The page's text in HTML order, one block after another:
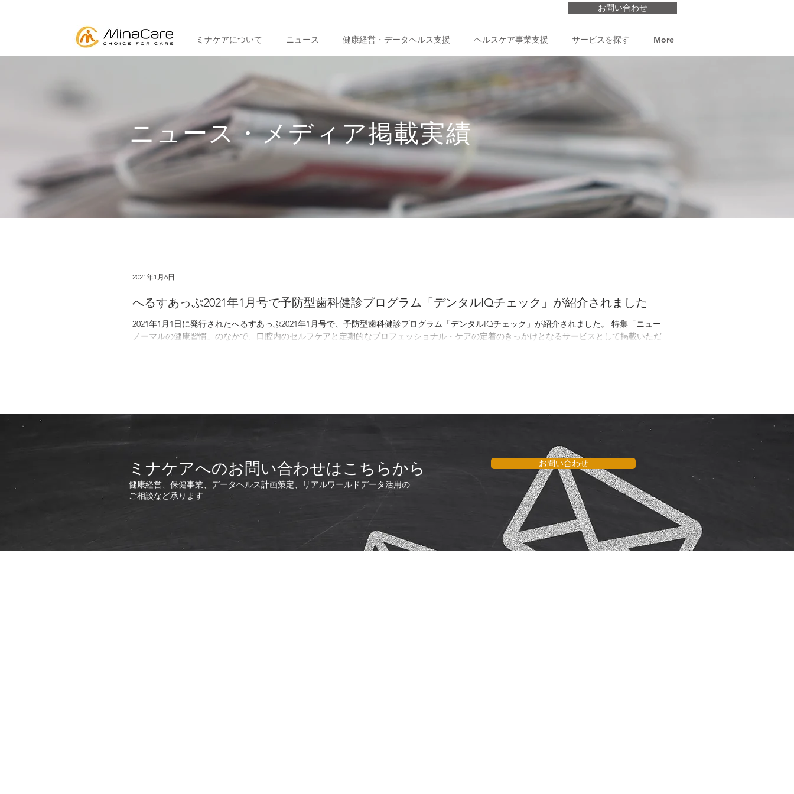
お問い合わせ
ミナケアについて ニュース 健康経営・データヘルス支援 ヘルスケア事業支援 サービスを探す More
ニュース・メディア掲載実績
へるすあっぷ2021年1月号で予防型歯科健診プログラム「デンタルIQチェック」が紹介されました
2021年1月1日に発行されたへるすあっぷ2021年1月号で、予防型歯科健診プログラム「デンタルIQチェック」が紹介されました。 特集「ニュー
ノーマルの健康習慣」のなかで、口腔内のセルフケアと定期的なプロフェッショナル・ケアの定着のきっかけとなるサービスとして掲載いただ
2021年1月6日
ミナケアへのお問い合わせはこちらから
健康経営、保健事業、データヘルス計画策定、リアルワールドデータ活用の
ご相談など承ります
お問い合わせ